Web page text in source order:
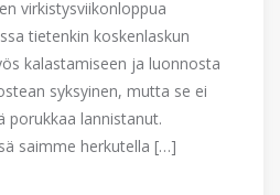
virkistysviikonloppua
tietenkin koskenlaskun
kalastamiseen ja luonnosta
syksyinen, mutta se ei
porukkaa lannistanut.
saimme herkutella […]